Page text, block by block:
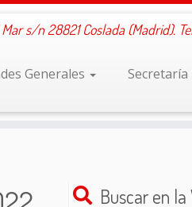
s/n 28821 Coslada (Madrid).
Generales Secretaría
Buscar en la